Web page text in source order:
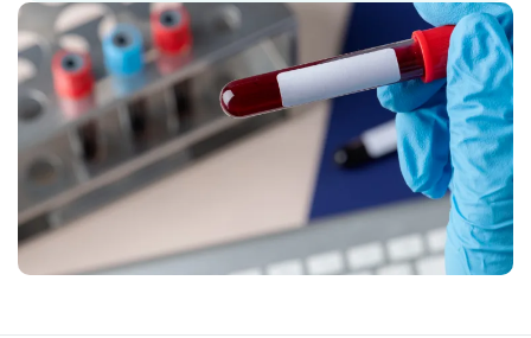
Чекапы
Главная
О компании
Новости
Контакты